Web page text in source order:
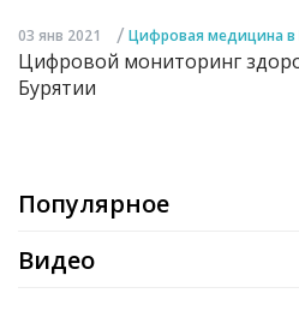
03 янв 2021 / Цифровая медицина в
Цифровой мониторинг
Бурятии
Популярное
Видео